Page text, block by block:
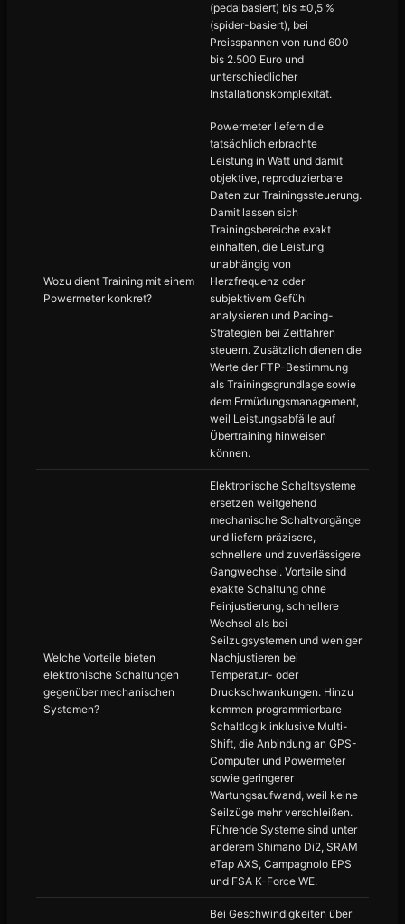
(pedalbasiert) bis ±0,5 %
(spider-basiert), bei
Preisspannen von rund 600
bis 2.500 Euro und
unterschiedlicher
Installationskomplexität.
Wozu dient Training mit einem
Powermeter konkret?
Powermeter liefern die
tatsächlich erbrachte
Leistung in Watt und damit
objektive, reproduzierbare
Daten zur Trainingssteuerung.
Damit lassen sich
Trainingsbereiche exakt
einhalten, die Leistung
unabhängig von
Herzfrequenz oder
subjektivem Gefühl
analysieren und Pacing-
Strategien bei Zeitfahren
steuern. Zusätzlich dienen die
Werte der FTP-Bestimmung
als Trainingsgrundlage sowie
dem Ermüdungsmanagement,
weil Leistungsabfälle auf
Übertraining hinweisen
können.
Welche Vorteile bieten
elektronische Schaltungen
gegenüber mechanischen
Systemen?
Elektronische Schaltsysteme
ersetzen weitgehend
mechanische Schaltvorgänge
und liefern präzisere,
schnellere und zuverlässigere
Gangwechsel. Vorteile sind
exakte Schaltung ohne
Feinjustierung, schnellere
Wechsel als bei
Seilzugsystemen und weniger
Nachjustieren bei
Temperatur- oder
Druckschwankungen. Hinzu
kommen programmierbare
Schaltlogik inklusive Multi-
Shift, die Anbindung an GPS-
Computer und Powermeter
sowie geringerer
Wartungsaufwand, weil keine
Seilzüge mehr verschleißen.
Führende Systeme sind unter
anderem Shimano Di2, SRAM
eTap AXS, Campagnolo EPS
und FSA K-Force WE.
Bei Geschwindigkeiten über